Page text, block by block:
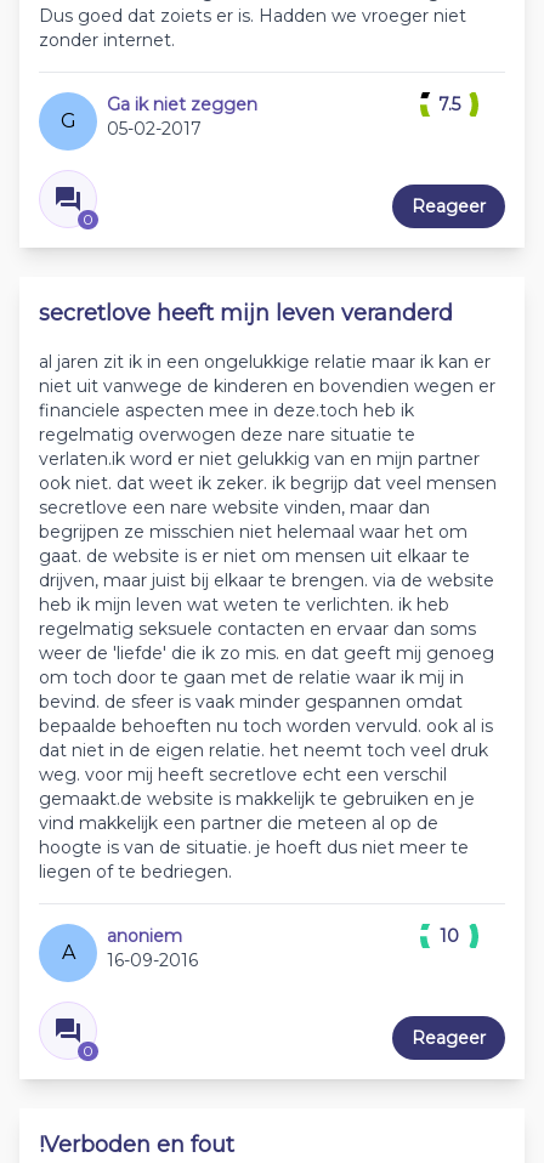
Dus goed dat zoiets er is. Hadden we vroeger niet
zonder internet.
G
Ga ik niet zeggen
05-02-2017
0
7.5
Reageer
secretlove heeft mijn leven veranderd
al jaren zit ik in een ongelukkige relatie maar ik kan er
niet uit vanwege de kinderen en bovendien wegen er
financiele aspecten mee in deze.toch heb ik
regelmatig overwogen deze nare situatie te
verlaten.ik word er niet gelukkig van en mijn partner
ook niet. dat weet ik zeker. ik begrijp dat veel mensen
secretlove een nare website vinden, maar dan
begrijpen ze misschien niet helemaal waar het om
gaat. de website is er niet om mensen uit elkaar te
drijven, maar juist bij elkaar te brengen. via de website
heb ik mijn leven wat weten te verlichten. ik heb
regelmatig seksuele contacten en ervaar dan soms
weer de 'liefde' die ik zo mis. en dat geeft mij genoeg
om toch door te gaan met de relatie waar ik mij in
bevind. de sfeer is vaak minder gespannen omdat
bepaalde behoeften nu toch worden vervuld. ook al is
dat niet in de eigen relatie. het neemt toch veel druk
weg. voor mij heeft secretlove echt een verschil
gemaakt.de website is makkelijk te gebruiken en je
vind makkelijk een partner die meteen al op de
hoogte is van de situatie. je hoeft dus niet meer te
liegen of te bedriegen.
A
anoniem
16-09-2016
0
10
Reageer
!Verboden en fout